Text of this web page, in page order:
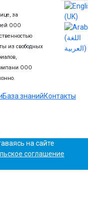
за
ООО
из свободных
ООО
База знанийКонтакты
на сайте
соглашение